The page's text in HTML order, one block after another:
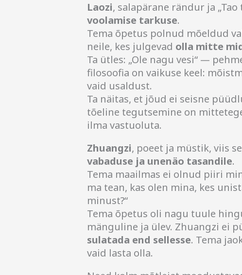
Laozi, salapärane rändur ja
voolamise tarkuse.
Tema õpetus polnud mõeldud
neile, kes julgevad olla mitte
Ta ütles: „Ole nagu vesi“ —
filosoofia on vaikuse keel:
vaid usaldust.
Ta näitas, et jõud ei seisne
tõeline tegutsemine on
ilma vastuoluta.
Zhuangzi, poeet ja müstik, viis
vabaduse ja unenäo tasandile.
Tema maailmas ei olnud piiri
ma tean, kas olen mina, kes
minust?“
Tema õpetus oli nagu tuule
mänguline ja ülev. Zhuangzi ei
sulatada end sellesse. Tema
vaid lasta olla.